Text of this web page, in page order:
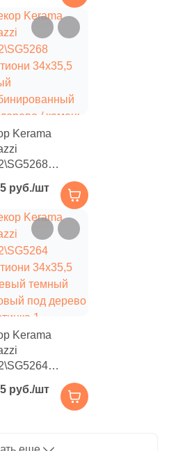
дерево / камень
Kerama
34x35,5
дерево / камень
руб./шт
Kerama
34x35,5
темный
под дерево
руб./шт